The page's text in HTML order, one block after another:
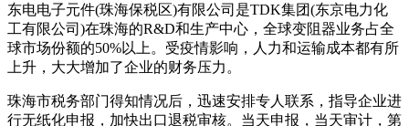
东电电子元件(珠海保税区)有限公司是TDK集团(东京电力化
工有限公司)在珠海的R&D和生产中心，全球变阻器业务占全
球市场份额的50%以上。受疫情影响，人力和运输成本都有所
上升，大大增加了企业的财务压力。
珠海市税务部门得知情况后，迅速安排专人联系，指导企业进
行无纸化申报，加快出口退税审核。当天申报，当天审计，第